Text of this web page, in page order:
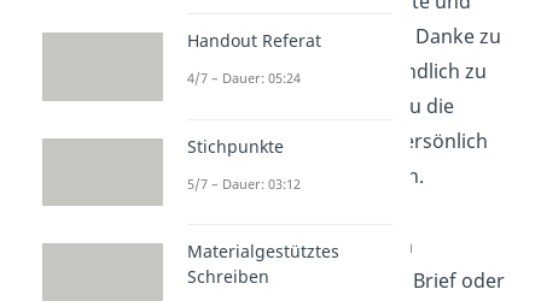
persönlichste Form, Danke zu
sagen. Um dich mündlich zu
bedanken, kannst du die
Person entweder persönlich
treffen oder anrufen.
Schriftlich:Auch ein
handgeschriebener Brief oder
Handout Referat
4/7 – Dauer: 05:24
Stichpunkte
5/7 – Dauer: 03:12
Materialgestütztes
Schreiben